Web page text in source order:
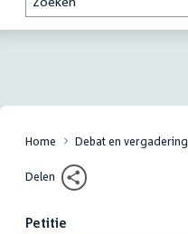
Home Debat en vergadering
Delen
Petitie